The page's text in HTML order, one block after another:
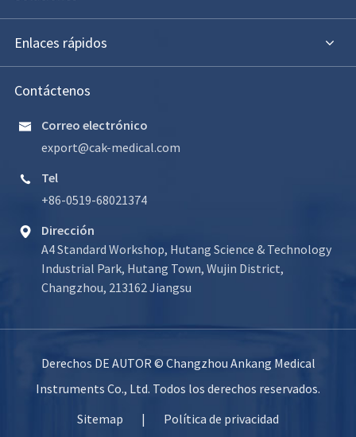
Enlaces rápidos
Contáctenos

Correo electrónico
export@cak-medical.com

Tel
+86-0519-68021374

Dirección
A4 Standard Workshop, Hutang Science & Technology
Industrial Park, Hutang Town, Wujin District,
Changzhou, 213162 Jiangsu
Derechos DE AUTOR © Changzhou Ankang Medical
Instruments Co., Ltd. Todos los derechos reservados.
Sitemap
| Política de privacidad